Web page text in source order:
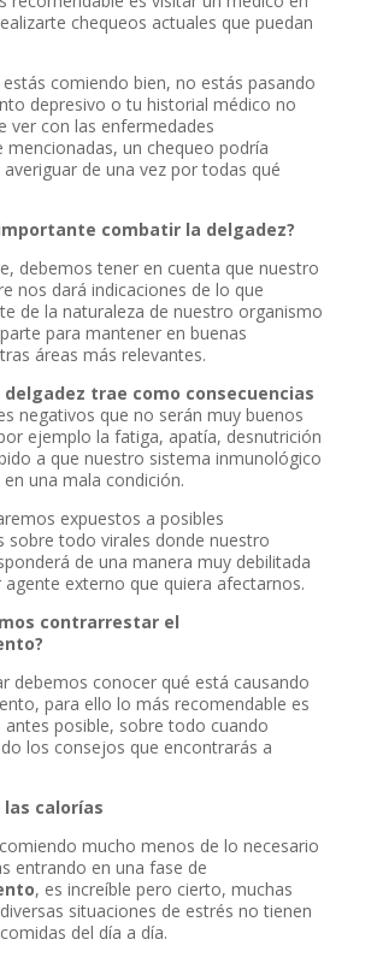
chequeos actuales que puedan
estás comiendo bien, no estás pasando
depresivo o tu historial médico no
ver con las enfermedades
mencionadas, un chequeo podría
de una vez por todas qué
combatir la delgadez?
debemos tener en cuenta que nuestro
nos dará indicaciones de lo que
de la naturaleza de nuestro organismo
para mantener en buenas
áreas más relevantes.
delgadez trae como consecuencias
negativos que no serán muy buenos
ejemplo la fatiga, apatía, desnutrición
a que nuestro sistema inmunológico
una mala condición.
expuestos a posibles
sobre todo virales donde nuestro
de una manera muy debilitada
agente externo que quiera afectarnos.
contrarrestar el
debemos conocer qué está causando
para ello lo más recomendable es
posible, sobre todo cuando
los consejos que encontrarás a
calorías
mucho menos de lo necesario
entrando en una fase de
, es increíble pero cierto, muchas
situaciones de estrés no tienen
del día a día.